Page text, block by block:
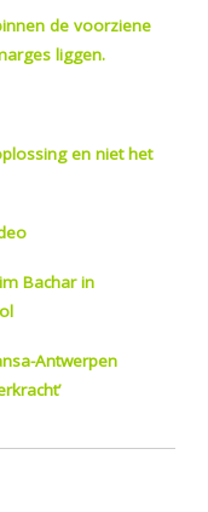
de voorziene
liggen.
en niet het
Bachar in
Antwerpen